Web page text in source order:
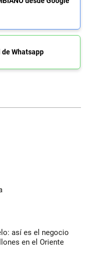
Whatsapp
así es el negocio
en el Oriente